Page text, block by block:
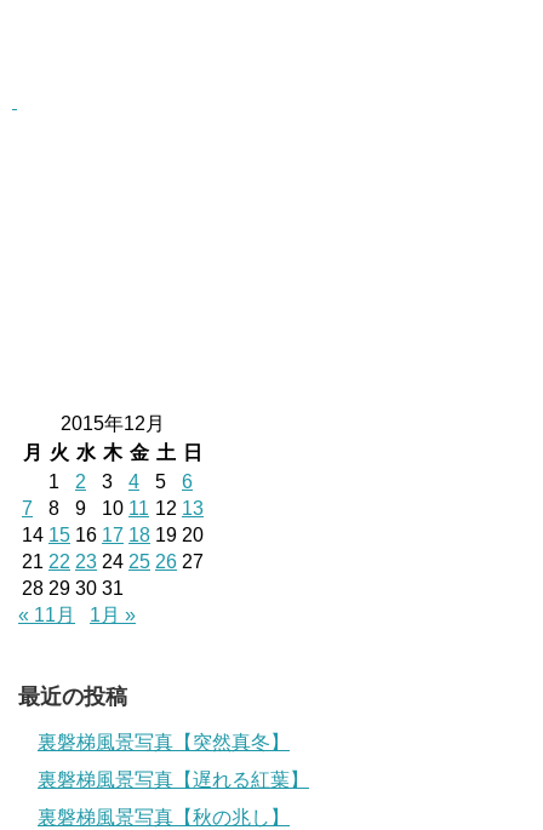
2015年12月
月
火 水 木 金 土 日
1
2 3 4 5
6
7
8 9 10 11 12 13
14 15 16 17 18 19 20
21 22 23 24 25 26 27
28 29 30 31
« 11月
1月 »
最近の投稿
裏磐梯風景写真【突然真冬】
裏磐梯風景写真【遅れる紅葉】
裏磐梯風景写真【秋の兆し】